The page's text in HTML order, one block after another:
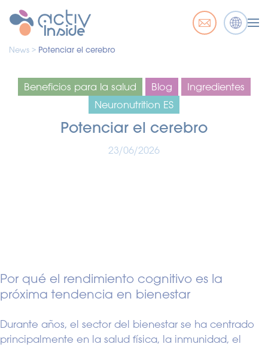
News > Potenciar el cerebro
Beneficios para la salud Blog
Ingredientes
Neuronutrition ES
Potenciar el cerebro
23/06/2026
Por qué el rendimiento cognitivo es la
próxima tendencia en bienestar
Durante años, el sector del bienestar se ha centrado
principalmente en la salud física, la inmunidad, el